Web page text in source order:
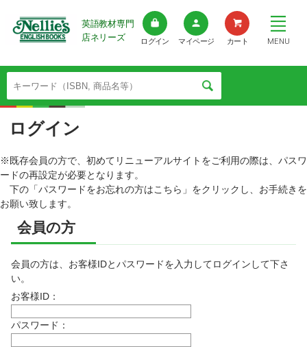
英語教材専門
店ネリーズ
ログイン マイページ カート MENU
ログイン
※既存会員の方で、初めてリニューアルサイトをご利用の際は、パスワ
ードの再設定が必要となります。
下の「パスワードをお忘れの方はこちら」をクリックし、お手続きを
お願い致します。
会員の方
会員の方は、お客様IDとパスワードを入力してログインして下さ
い。
お客様ID：
パスワード：